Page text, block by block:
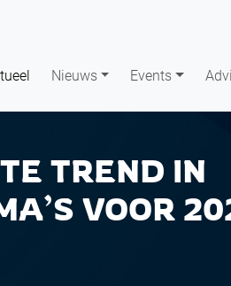
Nieuws Events
TREND IN
VOOR